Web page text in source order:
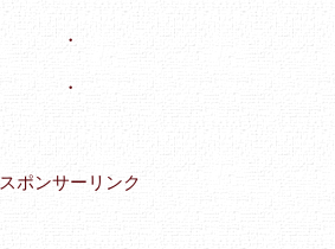
・
・
スポンサーリンク